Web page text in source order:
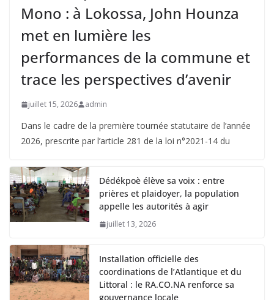
Mono : à Lokossa, John Hounza
met en lumière les
performances de la commune et
trace les perspectives d’avenir
juillet 15, 2026 admin
Dans le cadre de la première tournée statutaire de l’année
2026, prescrite par l’article 281 de la loi n°2021-14 du
Dédékpoè élève sa voix : entre
prières et plaidoyer, la population
appelle les autorités à agir
juillet 13, 2026
Installation officielle des
coordinations de l’Atlantique et du
Littoral : le RA.CO.NA renforce sa
gouvernance locale